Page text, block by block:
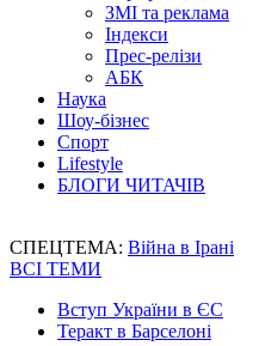
ЗМІ та реклама
Індекси
Прес-релізи
АБК
Наука
Шоу-бізнес
Спорт
Lifestyle
БЛОГИ ЧИТАЧІВ
СПЕЦТЕМА: Війна в Ірані
ВСІ ТЕМИ
Вступ України в ЄС
Теракт в Барселоні